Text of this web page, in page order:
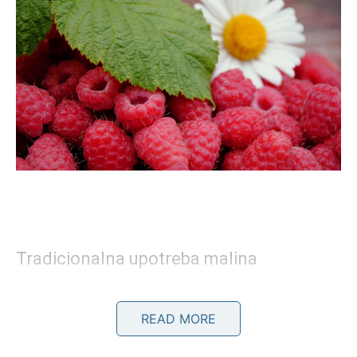
Tradicionalna upotreba malina
zbog svojih ljekovitih svojstava. Čaj od malinovog lišća,
na primjer, koristi se za ublažavanje menstrualnih bolova i
READ MORE